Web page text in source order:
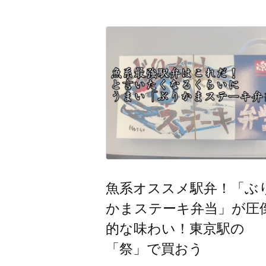
魚系オススメ駅弁！「ぶ
かまステーキ弁当」が圧
的な味わい！東京駅の
「祭」で買おう